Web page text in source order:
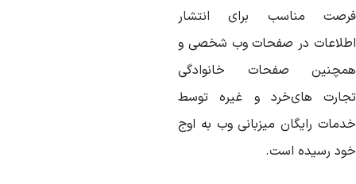
مناسببرای
انتشار
در صفحات وب شخصی و
صفحات
خانوادگی
هایخرد و غیره
توسط
رایگان میزبانی وب به
اوج
رسیده است.